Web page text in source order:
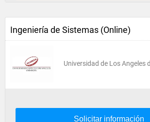
Ingeniería de Sistemas (Online)
Universidad de Los Angeles
Solicitar información